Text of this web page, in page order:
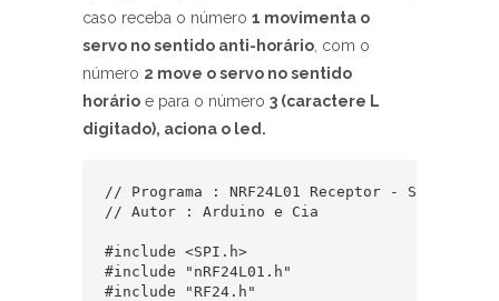
caso receba o número 1 movimenta o
servo no sentido anti-horário , com o
número 2 move o servo no sentido
horário e para o número 3 (caractere L
digitado), aciona o led.
// Programa : NRF24L01 Receptor - Servo
// Autor : Arduino e Cia
#include <SPI.h>
#include "nRF24L01.h"
#include "RF24.h"